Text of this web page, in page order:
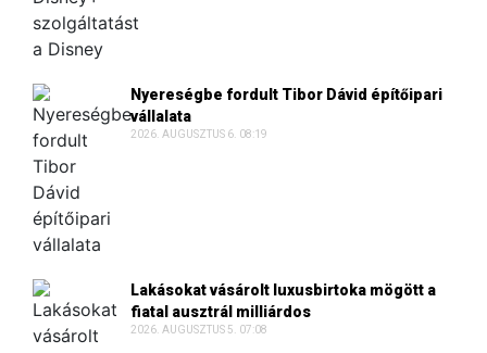
Nyereségbe fordult Tibor Dávid építőipari
vállalata
2026. AUGUSZTUS 6. 08:19
Lakásokat vásárolt luxusbirtoka mögött a
fiatal ausztrál milliárdos
2026. AUGUSZTUS 5. 07:08